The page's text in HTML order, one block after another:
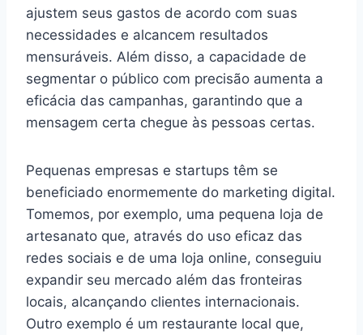
ajustem seus gastos de acordo com suas
necessidades e alcancem resultados
mensuráveis. Além disso, a capacidade de
segmentar o público com precisão aumenta a
eficácia das campanhas, garantindo que a
mensagem certa chegue às pessoas certas.
Pequenas empresas e startups têm se
beneficiado enormemente do marketing digital.
Tomemos, por exemplo, uma pequena loja de
artesanato que, através do uso eficaz das
redes sociais e de uma loja online, conseguiu
expandir seu mercado além das fronteiras
locais, alcançando clientes internacionais.
Outro exemplo é um restaurante local que,